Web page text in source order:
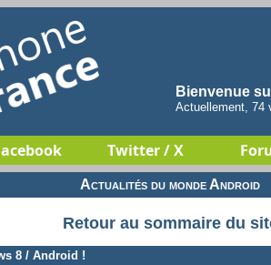
Bienvenue
Actuellement, 74
Twitter / X
Actualités du monde Android
Retour au sommaire du
8 / Android !